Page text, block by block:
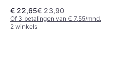
€ 22,65€ 23,90
Of 3 betalingen van € 7,55/mnd.
2 winkels